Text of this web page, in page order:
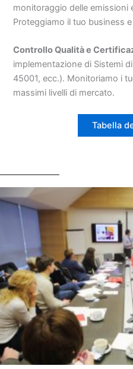
monitoraggio delle emissioni
Proteggiamo il tuo business e
Controllo Qualità e
implementazione di Sistemi
45001, ecc.). Monitoriamo i
massimi livelli di mercato.
Tabella